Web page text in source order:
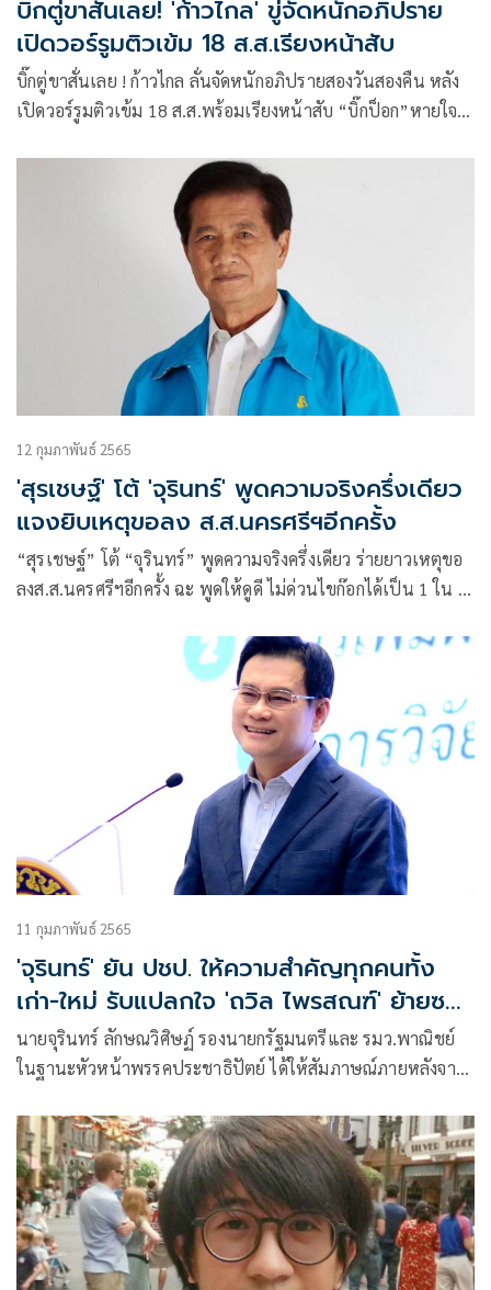
บิ๊กตู่ขาสั่นเลย! 'ก้าวไกล' ขู่จัดหนักอภิปราย
เปิดวอร์รูมติวเข้ม 18 ส.ส.เรียงหน้าสับ
บิ๊กตู่ขาสั่นเลย ! ก้าวไกล ลั่นจัดหนักอภิปรายสองวันสองคืน หลัง
เปิดวอร์รูมติวเข้ม 18 ส.ส.พร้อมเรียงหน้าสับ “บิ๊กป็อก”หายใจ
12 กุมภาพันธ์ 2565
'สุรเชษฐ์' โต้ 'จุรินทร์' พูดความจริงครึ่งเดียว
แจงยิบเหตุขอลง ส.ส.นครศรีฯอีกครั้ง
“สุรเชษฐ์” โต้ “จุรินทร์” พูดความจริงครึ่งเดียว ร่ายยาวเหตุขอ
ลงส.ส.นครศรีฯอีกครั้ง ฉะ พูดให้ดูดี ไม่ด่วนไขก๊อกได้เป็น 1 ใน 9
11 กุมภาพันธ์ 2565
'จุรินทร์' ยัน ปชป. ให้ความสำคัญทุกคนทั้ง
เก่า-ใหม่ รับแปลกใจ 'ถวิล ไพรสณฑ์' ย้ายซบ
ก้าวไกล
นายจุรินทร์ ลักษณวิศิษฏ์ รองนายกรัฐมนตรีและ รมว.พาณิชย์
ในฐานะหัวหน้าพรรคประชาธิปัตย์ ได้ให้สัมภาษณ์ภายหลังจาก
เพราะไม่พอใจที่คิดว่าพรรคจะเอาผู้สมัครคนใหม่มาลงแทนว่า
“ตนขอยืนยันว่าพรรคให้ความสำคัญกับทุกคน